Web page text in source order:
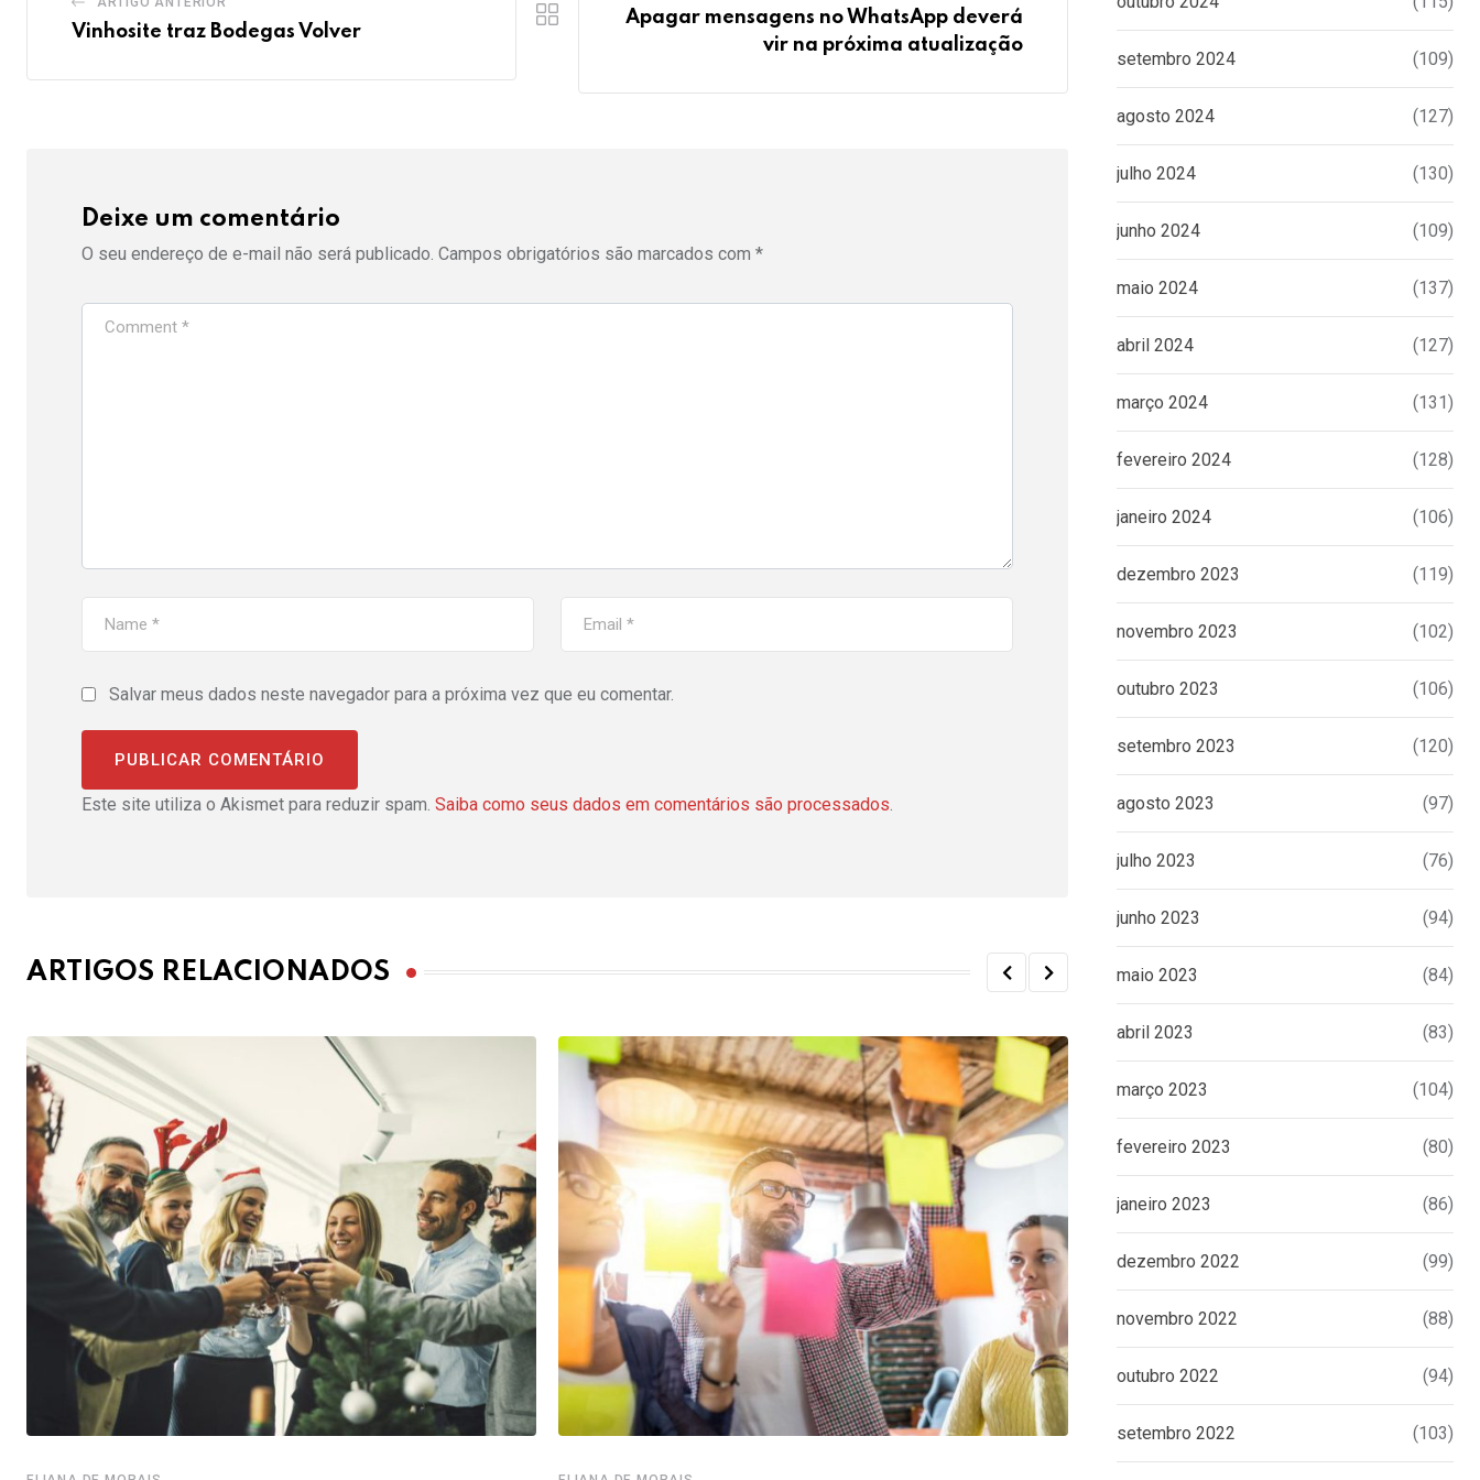
Vinhosite traz Bodegas Volver
Apagar mensagens no WhatsApp deverá
vir na próxima atualização
Deixe um comentário
O seu endereço de e-mail não será publicado. Campos obrigatórios são marcados com *
Salvar meus dados neste navegador para a próxima vez que eu comentar.
Este site utiliza o Akismet para reduzir spam. Saiba como seus dados em comentários são processados.
ARTIGOS RELACIONADOS
ELIANA DE MORAIS
Dicas de como conseguir parceiros em
11 DE OUTUBRO DE 2019
setembro 2024 (109)
agosto 2024 (127)
julho 2024 (130)
junho 2024 (109)
maio 2024 (137)
abril 2024 (127)
março 2024 (131)
fevereiro 2024 (128)
janeiro 2024 (106)
dezembro 2023 (119)
novembro 2023 (102)
outubro 2023 (106)
setembro 2023 (120)
agosto 2023 (97)
julho 2023 (76)
junho 2023 (94)
maio 2023 (84)
abril 2023 (83)
março 2023 (104)
fevereiro 2023 (80)
janeiro 2023 (86)
dezembro 2022 (99)
novembro 2022 (88)
outubro 2022 (94)
setembro 2022 (103)